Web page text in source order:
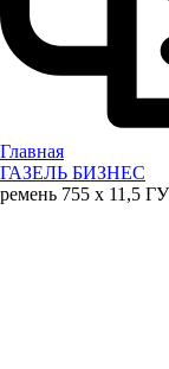
Главная
ГАЗЕЛЬ БИЗНЕС
ремень 755 х 11,5